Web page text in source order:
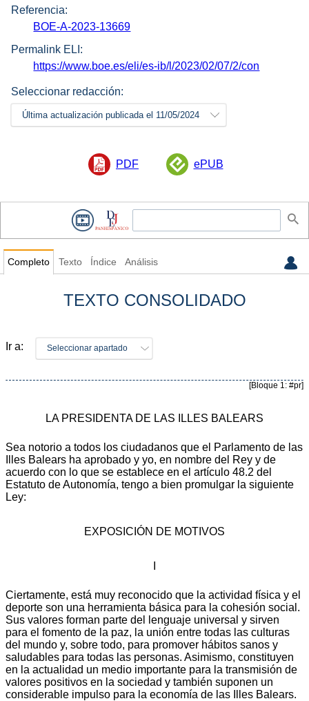
Referencia:
BOE-A-2023-13669
Permalink ELI:
https://www.boe.es/eli/es-ib/l/2023/02/07/2/con
Seleccionar redacción:
Última actualización publicada el 11/05/2024
PDF ePUB
Completo Texto Índice Análisis
TEXTO CONSOLIDADO
Ir a: Seleccionar apartado
[Bloque 1: #pr]
LA PRESIDENTA DE LAS ILLES BALEARS
Sea notorio a todos los ciudadanos que el Parlamento de las
Illes Balears ha aprobado y yo, en nombre del Rey y de
acuerdo con lo que se establece en el artículo 48.2 del
Estatuto de Autonomía, tengo a bien promulgar la siguiente
Ley:
EXPOSICIÓN DE MOTIVOS
Ciertamente, está muy reconocido que la actividad física y el
deporte son una herramienta básica para la cohesión social.
Sus valores forman parte del lenguaje universal y sirven
para el fomento de la paz, la unión entre todas las culturas
del mundo y, sobre todo, para promover hábitos sanos y
saludables para todas las personas. Asimismo, constituyen
en la actualidad un medio importante para la transmisión de
valores positivos en la sociedad y también suponen un
considerable impulso para la economía de las Illes Balears.